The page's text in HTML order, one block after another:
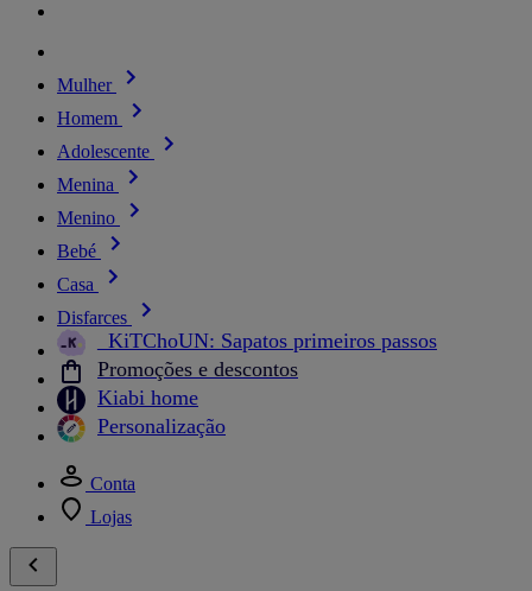
Mulher
Homem
Adolescente
Menina
Menino
Bebé
Casa
Disfarces
_KiTChoUN: Sapatos primeiros passos
Promoções e descontos
Kiabi home
Personalização
Conta
Lojas